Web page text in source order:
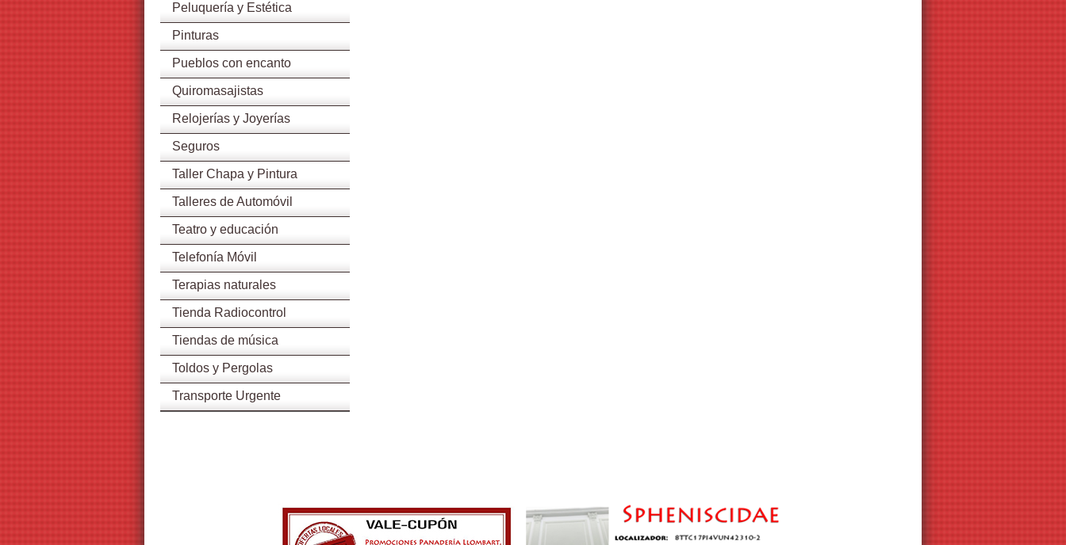
Peluquería y Estética
Pinturas
Pueblos con encanto
Quiromasajistas
Relojerías y Joyerías
Seguros
Taller Chapa y Pintura
Talleres de Automóvil
Teatro y educación
Telefonía Móvil
Terapias naturales
Tienda Radiocontrol
Tiendas de música
Toldos y Pergolas
Transporte Urgente